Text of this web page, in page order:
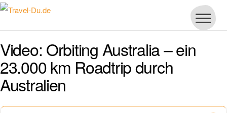
Video: Orbiting Australia – ein
23.000 km Roadtrip durch
Australien